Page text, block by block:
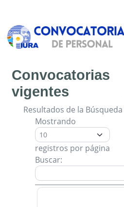
Convocatorias
vigentes
Resultados de la Búsqueda
Mostrando
registros por página
Buscar: